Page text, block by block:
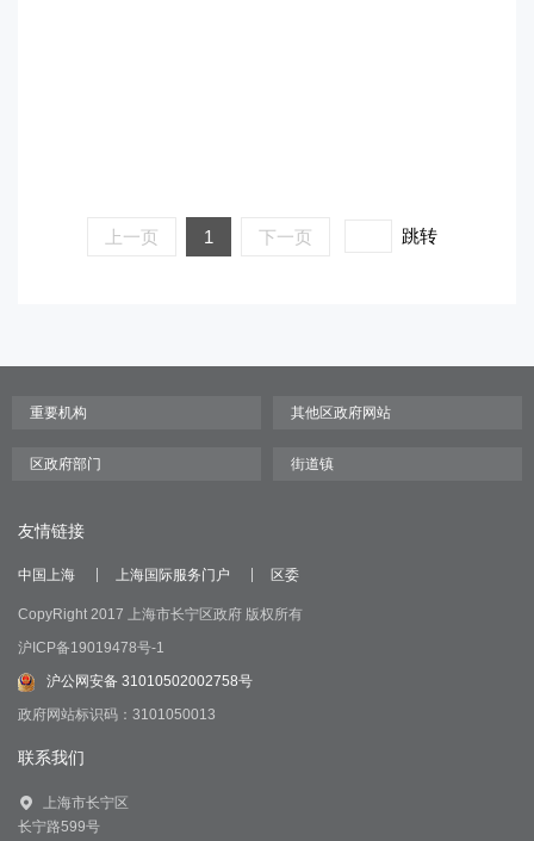
上一页 1 下一页 跳转
友情链接
中国上海 上海国际服务门户 区委
CopyRight 2017 上海市长宁区政府 版权所有
沪ICP备19019478号-1
沪公网安备 31010502002758号
政府网站标识码：3101050013
联系我们
上海市长宁区
长宁路599号